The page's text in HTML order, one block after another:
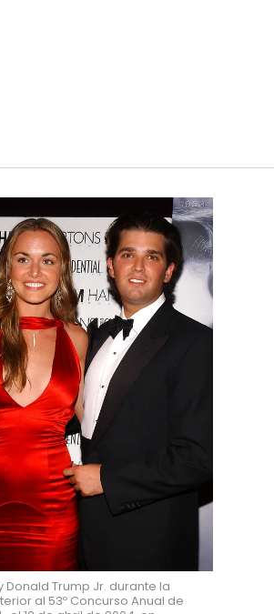
Donald Trump Jr. durante la
al 53º Concurso Anual de